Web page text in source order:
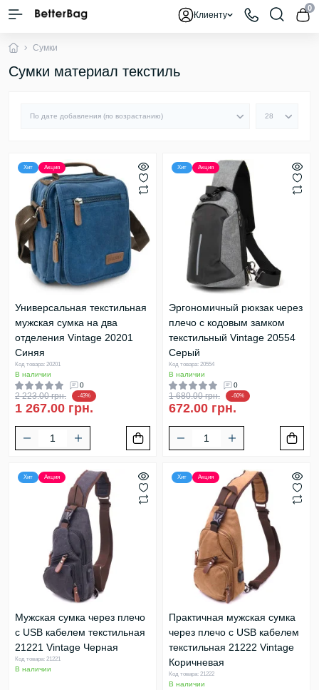
Клиенту
0
Сумки
Сумки материал текстиль
Хит Акция
Универсальная текстильная
мужская сумка на два
отделения Vintage 20201
Синяя
Код товара: 20201
В наличии
0
2 223.00 грн. -43%
1 267.00 грн.
Хит Акция
Эргономичный рюкзак через
плечо с кодовым замком
текстильный Vintage 20554
Серый
Код товара: 20554
В наличии
0
1 680.00 грн. -60%
672.00 грн.
Хит Акция
Мужская сумка через плечо
с USB кабелем текстильная
21221 Vintage Черная
Код товара: 21221
В наличии
Хит Акция
Практичная мужская сумка
через плечо с USB кабелем
текстильная 21222 Vintage
Коричневая
Код товара: 21222
В наличии